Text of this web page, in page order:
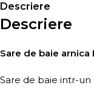
Descriere
Descriere
Sare de baie arnica
Sare de baie intr-